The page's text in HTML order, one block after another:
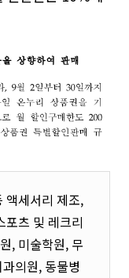
액세서리 제조,
포츠 및 레크리
, 미술학원, 무
의원, 동물병